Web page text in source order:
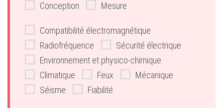
Conception
Mesure
Compatibilité électromagnétique
Radiofréquence
Sécurité électrique
Environnement et physico-chimique
Climatique
Feux
Mécanique
Séisme
Fiabilité